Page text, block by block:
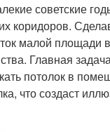
советские
коридоров.
малой площади в
Главная
потолок в
что создаст